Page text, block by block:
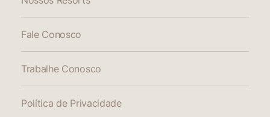
Fale Conosco
Trabalhe Conosco
Política de Privacidade